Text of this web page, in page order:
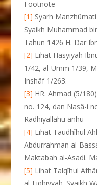
Footnote
[1] Syarh
Syaikh Muhammad
Tahun 1426 H. Dar
[2] Lihat Hasyiyah
1/42, al-Umm 1/39,
Inshâf 1/263.
[3] HR. Ahmad (5/
no. 124, dan Nasâ-i
Radhiyallahu anhu
[4] Lihat Taudhîhul
Abdurrahman al-
Maktabah al-Asadi.
[5] Lihat Talqîhul